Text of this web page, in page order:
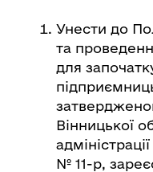
Унести до
та
для
Вінницької
№ 11-р,